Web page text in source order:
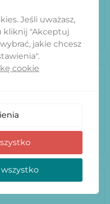
Jeśli uważasz,
kliknij "Akceptuj
jakie chcesz
cookie